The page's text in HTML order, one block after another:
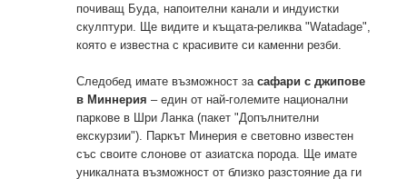
почиващ Буда, напоителни канали и индуистки
скулптури. Ще видите и къщата-реликва "Watadage",
която е известна с красивите си каменни резби.
Следобед имате възможност за сафари с джипове
в Миннерия – един от най-големите национални
паркове в Шри Ланка (пакет "Допълнителни
екскурзии"). Паркът Минерия е световно известен
със своите слонове от азиатска порода. Ще имате
уникалната възможност от близко разстояние да ги